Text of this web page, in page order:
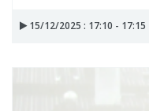
15/12/2025 : 17:10 - 17:15